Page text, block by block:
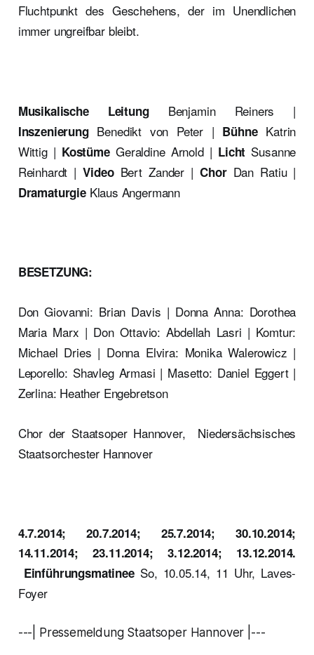
Fluchtpunkt des Geschehens, der im Unendlichen
immer ungreifbar bleibt.
Musikalische LeitungBenjamin Reiners |
InszenierungBenedikt von Peter | BühneKatrin
Wittig | KostümeGeraldine Arnold | Licht Susanne
Reinhardt |VideoBert Zander |ChorDan Ratiu |
DramaturgieKlaus Angermann
BESETZUNG:
Don Giovanni: Brian Davis | Donna Anna: Dorothea
Maria Marx | Don Ottavio: Abdellah Lasri | Komtur:
Michael Dries | Donna Elvira: Monika Walerowicz |
Leporello: Shavleg Armasi | Masetto: Daniel Eggert |
Zerlina: Heather Engebretson
Chor der Staatsoper Hannover, Niedersächsisches
Staatsorchester Hannover
4.7.2014; 20.7.2014; 25.7.2014; 30.10.2014;
14.11.2014; 23.11.2014; 3.12.2014; 13.12.2014.
EinführungsmatineeSo, 10.05.14, 11 Uhr, Laves-
Foyer
---| Pressemeldung Staatsoper Hannover |---